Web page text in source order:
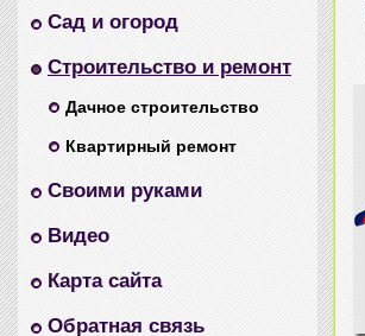
Сад и огород
Строительство и ремонт
Дачное строительство
Квартирный ремонт
Своими руками
Видео
Карта сайта
Обратная связь